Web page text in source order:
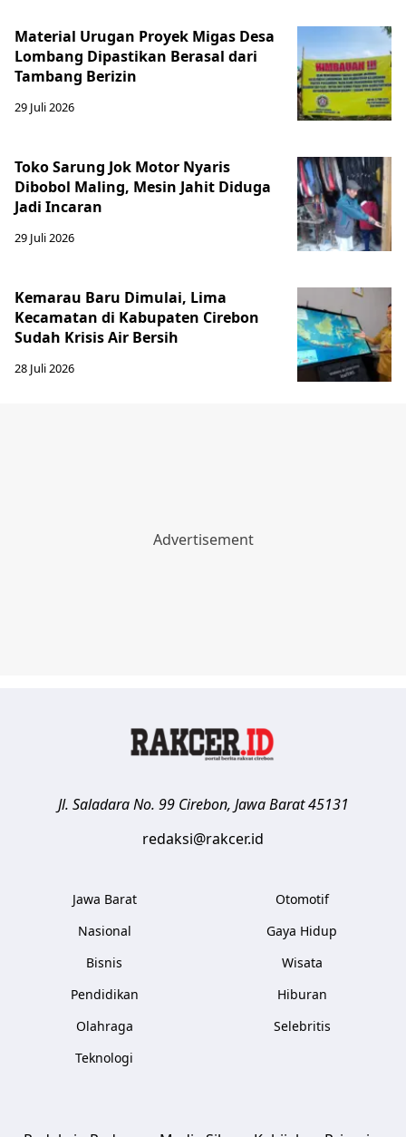
Material Urugan Proyek Migas Desa
Lombang Dipastikan Berasal dari
Tambang Berizin
29 Juli 2026
Toko Sarung Jok Motor Nyaris
Dibobol Maling, Mesin Jahit Diduga
Jadi Incaran
29 Juli 2026
Kemarau Baru Dimulai, Lima
Kecamatan di Kabupaten Cirebon
Sudah Krisis Air Bersih
28 Juli 2026
Jl. Saladara No. 99 Cirebon, Jawa Barat 45131
redaksi@rakcer.id
Jawa Barat
Nasional
Bisnis
Pendidikan
Olahraga
Teknologi
Otomotif
Gaya Hidup
Wisata
Hiburan
Selebritis